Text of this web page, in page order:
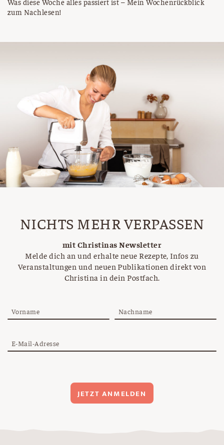
Was diese Woche alles passiert ist – Mein Wochenrückblick
zum Nachlesen!
NICHTS MEHR VERPASSEN
mit Christinas Newsletter
Melde dich an und erhalte neue Rezepte, Infos zu
Veranstaltungen und neuen Publikationen direkt von
Christina in dein Postfach.
Vorname Nachname
E-Mail-Adresse
JETZT ANMELDEN